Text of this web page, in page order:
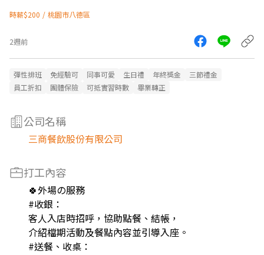
時薪$200 / 桃園市八德區
2週前
彈性排班 免經驗可 同事可愛 生日禮 年終獎金
三節禮金
員工折扣
團體保險 可抵實習時數 畢業轉正
公司名稱
三商餐飲股份有限公司
打工內容
🍀外場の服務
#收銀：
客人入店時招呼，協助點餐、結帳，
介紹檔期活動及餐點內容並引導入座。
#送餐、收桌：